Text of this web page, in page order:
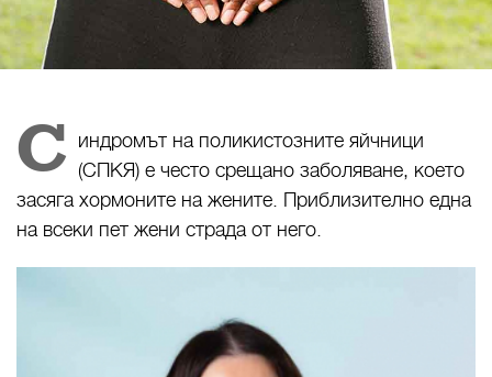
С индромът на поликистозните яйчници
(СПКЯ) е често срещано заболяване, което
засяга хормоните на жените. Приблизително една
на всеки пет жени страда от него.